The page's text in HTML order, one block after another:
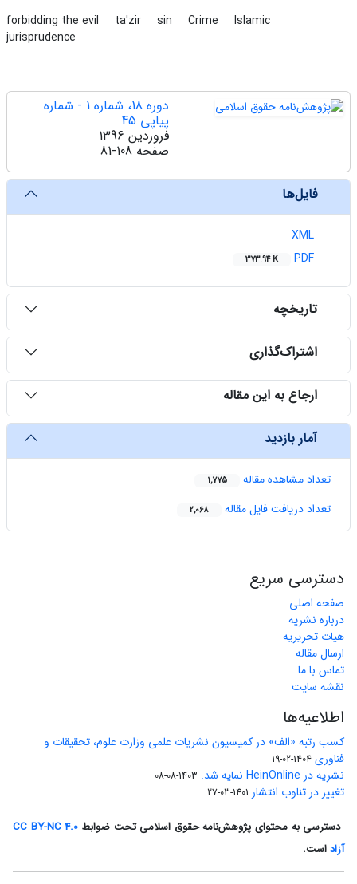
forbidding the evil ta'zir sin Crime
Islamic
jurisprudence
دوره 18، شماره 1 - شماره
پیاپی 45
فروردین 1396
صفحه 81-108
‌ فایل‌ها
373.94 K
‌ تاریخچه
‌ اشتراک‌گذاری
‌ ارجاع به این مقاله
‌ آمار بازدید
تعداد مشاهده مقاله 1,775
تعداد دریافت فایل مقاله 2,068
دسترسی سریع
صفحه اصلی
درباره نشریه
هیات تحریریه
ارسال مقاله
تماس با ما
نقشه سایت
اطلاعیه‌ها
کسب رتبه «الف» در کمیسیون نشریات علمی وزارت علوم، تحقیقات و
فناوری 1404-02-19
نشریه در HeinOnline نمایه شد. 1403-08-08
تغییر در تناوب انتشار 1401-03-27
دسترسی به محتوای پژوهش‌نامه حقوق اسلامی تحت ضوابط CC BY-NC 4.0
آزاداست.